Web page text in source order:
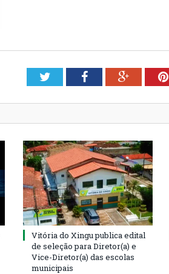
TwitterFacebookGoogle+
Vitória do Xingu publica edital
de seleção para Diretor(a) e
Vice-Diretor(a) das escolas
municipais